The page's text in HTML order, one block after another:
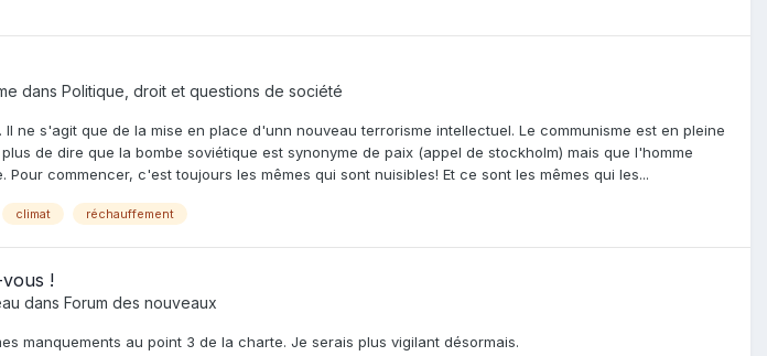
dans Politique, droit et questions de société
Il ne s'agit que de la mise en place d'unn nouveau terrorisme intellectuel. Le communisme est en pleine
de dire que la bombe soviétique est synonyme de paix (appel de stockholm) mais que l'homme
commencer, c'est toujours les mêmes qui sont nuisibles! Et ce sont les mêmes qui les...
climat réchauffement
!
dans Forum des nouveaux
manquements au point 3 de la charte. Je serais plus vigilant désormais.